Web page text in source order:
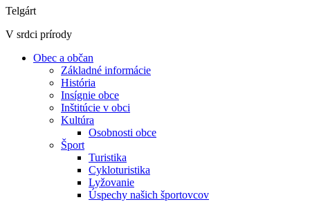
Telgárt
V srdci prírody
Obec a občan
Základné informácie
História
Insígnie obce
Inštitúcie v obci
Kultúra
Osobnosti obce
Šport
Turistika
Cykloturistika
Lyžovanie
Úspechy našich športovcov